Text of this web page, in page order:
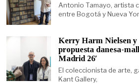
Antonio Tamayo, artista
entre Bogotá y Nueva
Kerry Harm Nielsen
propuesta danesa-
Madrid 26′
El coleccionista de arte,
Kant Gallery,